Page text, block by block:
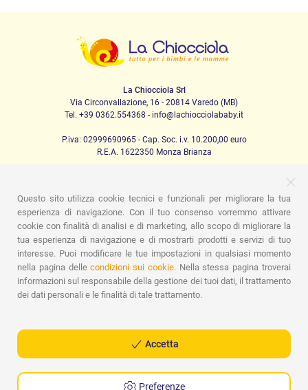
La Chiocciola Srl
Via Circonvallazione, 16 - 20814 Varedo (MB)
Tel. +39 0362.554368 - info@lachiocciolababy.it
P.iva: 02999690965 - Cap. Soc. i.v. 10.200,00 euro
R.E.A. 1622350 Monza Brianza
PRODOTTI
Passeggio
Seggiolini Auto A casa Pappa
Nanna
Igiene
Mamma e bebè Abbigliamento Gioco
Gift card
Kit baby set
Idee regalo Camerette
Promozioni
Promozioni
Marchi
ASSISTENZA
Cookie Policy
Questo sito utilizza cookie tecnici e funzionali per migliorare la tua
esperienza di navigazione. Con il tuo consenso vorremmo attivare
cookie con finalità di analisi e di marketing, allo scopo di migliorare la
tua esperienza di navigazione e di mostrarti prodotti e servizi di tuo
interesse. Puoi modificare le tue impostazioni in qualsiasi momento
nella pagina dellecondizioni sui cookie.Nella stessa pagina troverai
informazioni sul responsabile della gestione dei tuoi dati, il trattamento
dei dati personali e le finalità di tale trattamento.
Accetta
Preferenze